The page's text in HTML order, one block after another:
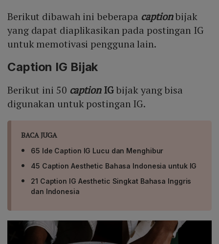
Berikut dibawah ini beberapa captionbijak
yang dapat diaplikasikan pada postingan IG
untuk memotivasi pengguna lain.
Caption IG Bijak
Berikut ini 50 captionIGbijak yang bisa
digunakan untuk postingan IG.
BACA JUGA
65 Ide Caption IG Lucu dan Menghibur
45 Caption Aesthetic Bahasa Indonesia untuk IG
21 Caption IG Aesthetic Singkat Bahasa Inggris
dan Indonesia